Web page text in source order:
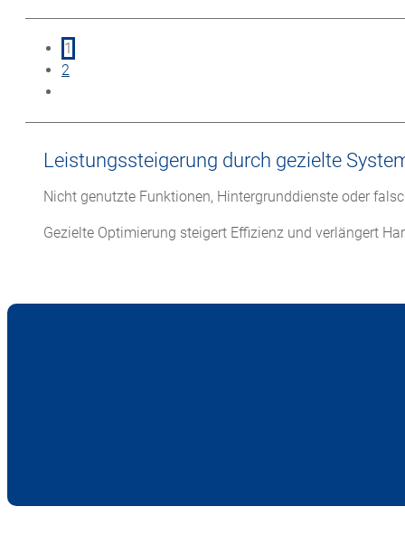
1
2
Leistungssteigerung durch gezielte
Nicht genutzte Funktionen, Hintergrunddienste oder
Gezielte Optimierung steigert Effizienz und verlängert